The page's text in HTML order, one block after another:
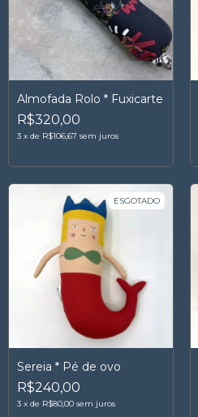
Almofada Rolo * Fuxicarte
R$320,00
3 x de R$106,67 sem juros
ESGOTADO
Sereia * Pé de ovo
R$240,00
3 x de R$80,00 sem juros